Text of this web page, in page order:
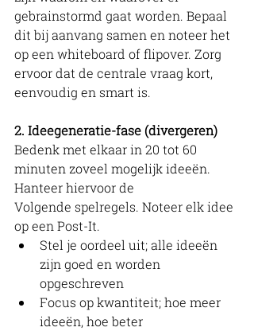
gebrainstormd gaat worden. Bepaal
dit bij aanvang samen en noteer het
op een whiteboard of flipover. Zorg
ervoor dat de centrale vraag kort,
eenvoudig en smart is.
2. Ideegeneratie-fase (divergeren)
Bedenk met elkaar in 20 tot 60
minuten zoveel mogelijk ideeën.
Hanteer hiervoor de
Volgende spelregels. Noteer elk idee
op een Post-It.
Stel je oordeel uit; alle ideeën
zijn goed en worden
opgeschreven
Focus op kwantiteit; hoe meer
ideeën, hoe beter